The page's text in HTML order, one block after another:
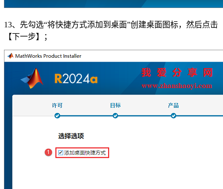
13、先勾选“将快捷方式添加到桌面”创建桌面图标，然后点击
【下一步】；